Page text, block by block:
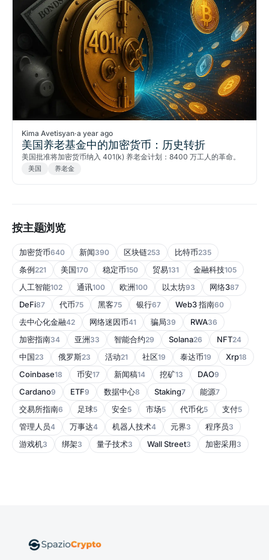
Kima Avetisyan·a year ago
美国养老基金中的加密货币：历史转折
美国批准将加密货币纳入 401(k) 养老金计划：8400 万工人的革命。
美国 养老金
按主题浏览
加密货币640 新闻390 区块链253 比特币235
条例221 美国170 稳定币150 贸易131 金融科技105
人工智能102 通讯100 欧洲100 以太坊93 网络387
DeFi87 代币75 黑客75 银行67 Web3 指南60
去中心化金融42 网络迷因币41 骗局39 RWA36
加密指南34 亚洲33 智能合约29 Solana26 NFT24
中国23 俄罗斯23 活动21 社区19 泰达币19 Xrp18
Coinbase18 币安17 新闻稿14 挖矿13 DAO9
Cardano9 ETF9 数据中心8 Staking7 能源7
交易所指南6 足球5 安全5 市场5 代币化5 支付5
管理人员4 万事达4 机器人技术4 元界3 程序员3
游戏机3 绑架3 量子技术3 Wall Street3 加密采用3